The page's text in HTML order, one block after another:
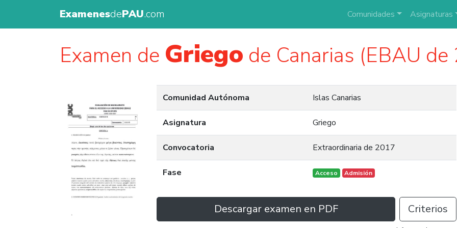
ExamenesdePAU.com Comunidades Asignaturas
Examen de Griego de Canarias (EBAU de
Comunidad Autónoma Islas Canarias
Asignatura Griego
Convocatoria Extraordinaria de 2017
Fase Acceso Admisión
Descargar examen en PDF Criterios